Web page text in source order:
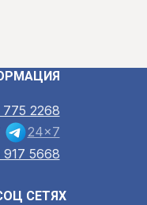
2268
24x7
917 5668
СЕТЯХ